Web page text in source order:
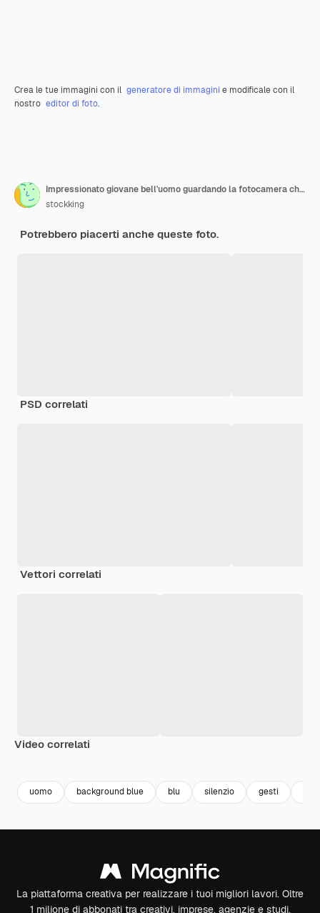
Crea le tue immagini con il generatore di immagini e modificale con il
nostro editor di foto.
Impressionato giovane bell'uomo guardando la fotocamera che mostra il gesto di silenzio isolato su sfondo blu
stockking
Potrebbero piacerti anche queste foto.
PSD correlati
Vettori correlati
Video correlati
uomo background blue blu silenzio gesti
La piattaforma creativa per realizzare i tuoi migliori lavori. Oltre
1 milione di abbonati tra creativi, imprese, agenzie e studi.